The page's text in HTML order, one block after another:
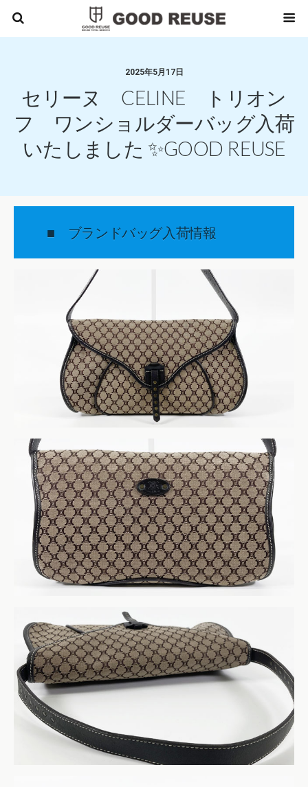
2025年5月17日
セリーヌ CELINE トリオン
フ ワンショルダーバッグ入荷
いたしました ✨GOOD REUSE
■ ブランドバッグ入荷情報